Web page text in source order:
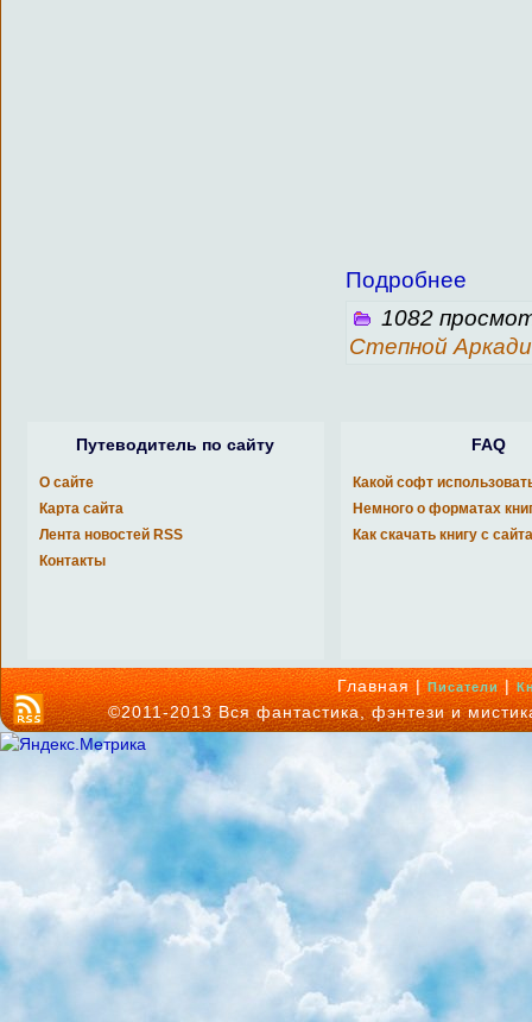
Подробнее
1082
Степной
Путеводитель по сайту
О сайте
Карта сайта
Лента новостей RSS
Контакты
FAQ
Какой софт
Немного о форматах
Как скачать книгу с
Главная |Писатели|
©2011-2013 Вся фантастика, фэнтези и